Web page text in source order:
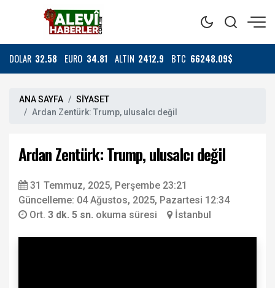
DOLAR 32.58 EURO 34.81 ALTIN 2412.9 BTC 66248.09$
ANA SAYFA
SİYASET
Ardan Zentürk: Trump, ulusalcı değil
Ardan Zentürk: Trump, ulusalcı değil
31 Temmuz, 2025, Perşembe 23:21
Güncelleme: 04 Ağustos, 2025, Pazartesi 12:34
Ort. 3 dk. 5 sn. okuma süresi İstanbul